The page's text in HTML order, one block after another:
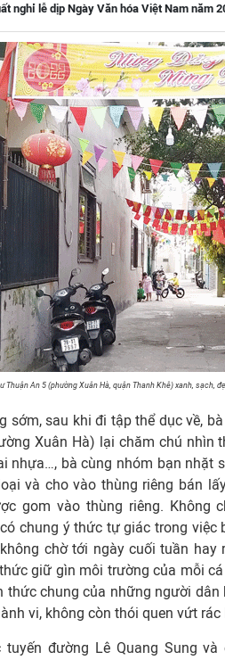
nghỉ lễ dịp Ngày Văn hóa Việt Nam năm
Thuận An 5 (phường Xuân Hà, quận Thanh Khê) xanh, sạch,
sớm, sau khi đi tập thể dục về,
Xuân Hà) lại chăm chú nhìn
nhựa…, bà cùng nhóm bạn nhặt
và cho vào thùng riêng bán
gom vào thùng riêng. Không
chung ý thức tự giác trong
chờ tới ngày cuối tuần hay
giữ gìn môi trường của mỗi
thức chung của những người dân
vi, không còn thói quen vứt rác
tuyến đường Lê Quang Sung